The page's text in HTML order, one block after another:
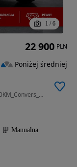
1 / 6
1596 cm3 • 160 KM • 2013r._TITANIUM_1,6B_160KM_Convers_Bi-Xenon_Gwarancja_12m.
Manualna
22 900 PLN
Poniżej średniej